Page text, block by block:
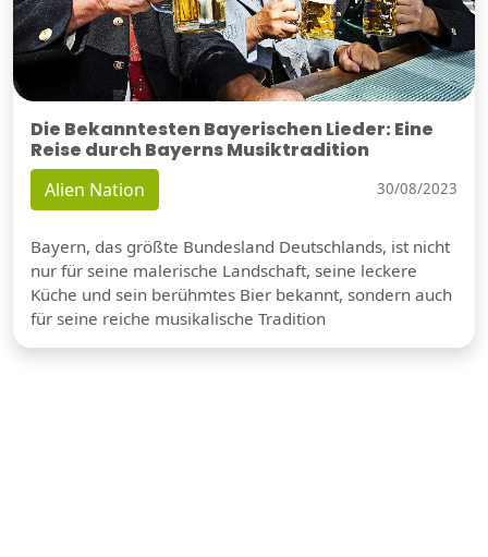
Die Bekanntesten Bayerischen Lieder: Eine
Reise durch Bayerns Musiktradition
Alien Nation 30/08/2023
Bayern, das größte Bundesland Deutschlands, ist nicht
nur für seine malerische Landschaft, seine leckere
Küche und sein berühmtes Bier bekannt, sondern auch
für seine reiche musikalische Tradition